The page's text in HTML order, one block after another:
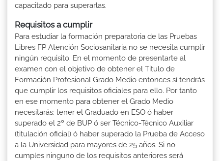
capacitado para superarlas.
Requisitos a cumplir
Para estudiar la formación preparatoria de las Pruebas
Libres FP Atención Sociosanitaria no se necesita cumplir
ningún requisito. En el momento de presentarte al
examen con el objetivo de obtener el Titulo de
Formación Profesional Grado Medio entonces sí tendrás
que cumplir los requisitos oficiales para ello. Por tanto
en ese momento para obtener el Grado Medio
necesitarás: tener el Graduado en ESO ó haber
superado el 2º de BUP ó ser Técnico-Técnico Auxiliar
(titulación oficial) ó haber superado la Prueba de Acceso
a la Universidad para mayores de 25 años. Si no
cumples ninguno de los requisitos anteriores será